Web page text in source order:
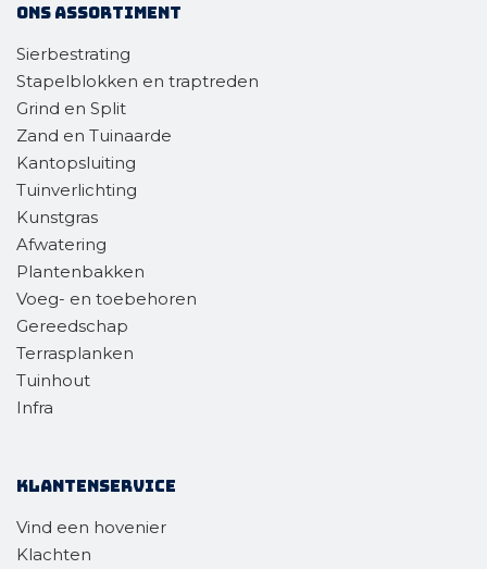
Ons assortiment
Sierbestrating
Stapelblokken en traptreden
Grind en Split
Zand en Tuinaarde
Kantopsluiting
Tuinverlichting
Kunstgras
Afwatering
Plantenbakken
Voeg- en toebehoren
Gereedschap
Terrasplanken
Tuinhout
Infra
Klantenservice
Vind een hovenier
Klachten